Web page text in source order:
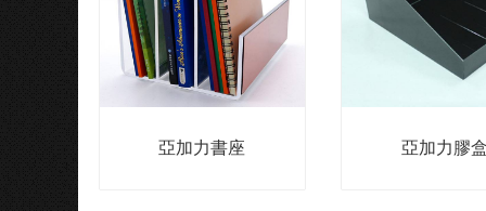
亞加力書座 亞加力膠